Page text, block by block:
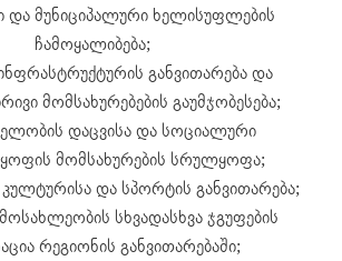
მუნიციპალური ხელისუფლების
ჩამოყალიბება;
განვითარება და
მომსახურებების გაუმჯობესება;
დაცვისა და სოციალური
მომსახურების სრულყოფა;
და სპორტის განვითარება;
სხვადასხვა ჯგუფების
რეგიონის განვითარებაში;